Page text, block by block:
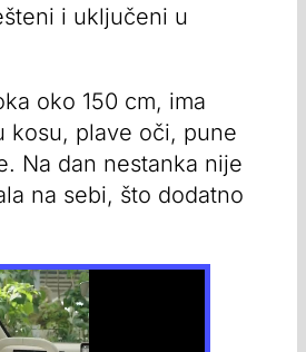
i uključeni u
oko 150 cm, ima
kosu, plave oči, pune
Na dan nestanka nije
na sebi, što dodatno